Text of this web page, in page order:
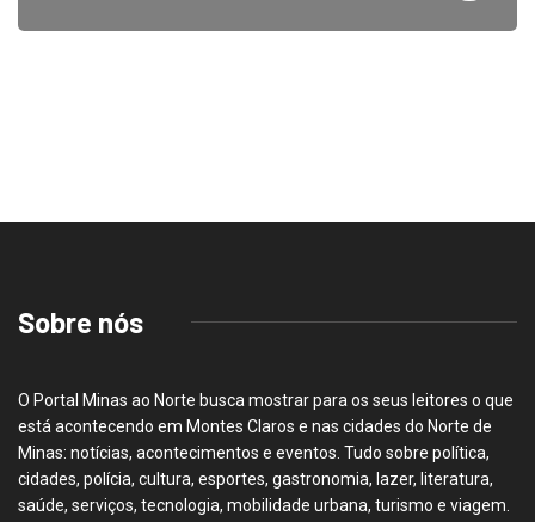
Sobre nós
O Portal Minas ao Norte busca mostrar para os seus leitores o que
está acontecendo em Montes Claros e nas cidades do Norte de
Minas: notícias, acontecimentos e eventos. Tudo sobre política,
cidades, polícia, cultura, esportes, gastronomia, lazer, literatura,
saúde, serviços, tecnologia, mobilidade urbana, turismo e viagem.